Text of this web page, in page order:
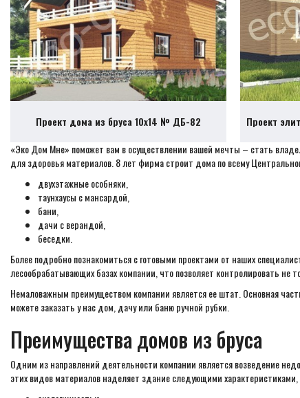
Проект дома из бруса 10х14 № ДБ-82
Проект
«Эко Дом Мне» поможет вам в осуществлении вашей мечты – стать
для здоровья материалов. 8 лет фирма строит дома по всему
двухэтажные особняки,
таунхаусы с мансардой,
бани,
дачи с верандой,
беседки.
Более подробно познакомиться с готовыми проектами от наших
лесообрабатывающих базах компании, что позволяет контролировать не
Немаловажным преимуществом компании является ее штат. Основная
можете заказать у нас дом, дачу или баню ручной рубки.
Преимущества домов из бруса
Одним из направлений деятельности компании является возведение
этих видов материалов наделяет здание следующими